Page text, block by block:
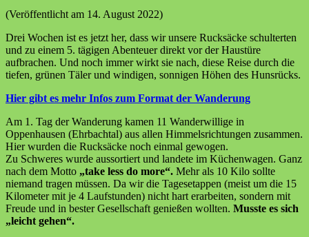
(Veröffentlicht am 14. August 2022)
Drei Wochen ist es jetzt her, dass wir unsere Rucksäcke schulterten
und zu einem 5. tägigen Abenteuer direkt vor der Haustüre
aufbrachen. Und noch immer wirkt sie nach, diese Reise durch die
tiefen, grünen Täler und windigen, sonnigen Höhen des Hunsrücks.
Hier gibt es mehr Infos zum Format der Wanderung
Am 1. Tag der Wanderung kamen 11 Wanderwillige in
Oppenhausen (Ehrbachtal) aus allen Himmelsrichtungen zusammen.
Hier wurden die Rucksäcke noch einmal gewogen.
Zu Schweres wurde aussortiert und landete im Küchenwagen. Ganz
nach dem Motto „take less do more“. Mehr als 10 Kilo sollte
niemand tragen müssen. Da wir die Tagesetappen (meist um die 15
Kilometer mit je 4 Laufstunden) nicht hart erarbeiten, sondern mit
Freude und in bester Gesellschaft genießen wollten. Musste es sich
„leicht gehen“.